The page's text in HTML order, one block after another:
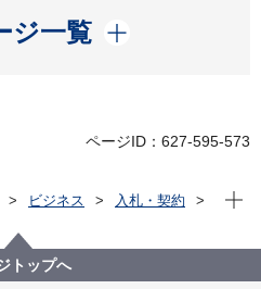
ジ一覧
開く
ページID：627-595-573
ビジネス
入札・契約
募型指名競争入札】令和７年度
改善状況調査業務委託
現在
トップへ